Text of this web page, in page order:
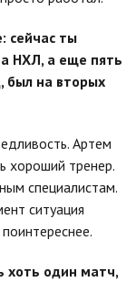
сейчас ты
НХЛ, а еще пять
был на вторых
Артем
хороший тренер.
специалистам.
ситуация
хоть один матч,